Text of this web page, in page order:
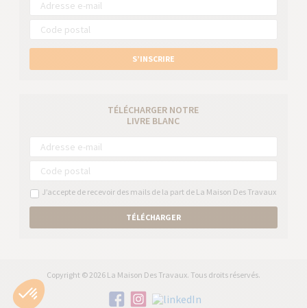
S’INSCRIRE
TÉLÉCHARGER NOTRE
LIVRE BLANC
J’accepte de recevoir des mails de la part de La Maison Des Travaux
TÉLÉCHARGER
Copyright © 2026 La Maison Des Travaux. Tous droits réservés.